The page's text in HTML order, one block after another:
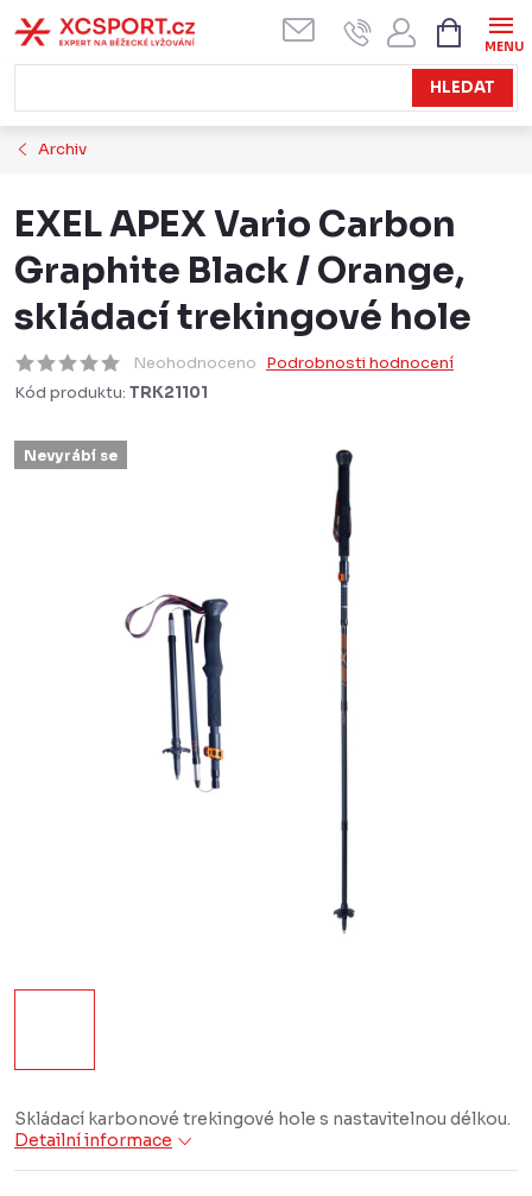
na
obsah
HLEDAT
KOŠÍK
Archiv
EXEL APEX Vario Carbon
Graphite Black / Orange,
skládací trekingové hole
Neohodnoceno Podrobnosti hodnocení
Kód produktu: TRK21101
Nevyrábí se
Skládací karbonové trekingové hole s nastavitelnou délkou.
Detailní informace